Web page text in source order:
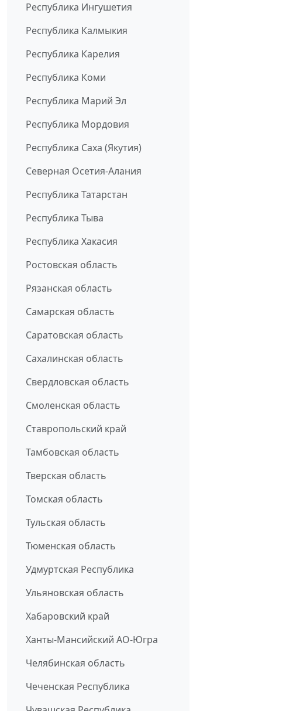
Республика Ингушетия
Республика Калмыкия
Республика Карелия
Республика Коми
Республика Марий Эл
Республика Мордовия
Республика Саха (Якутия)
Северная Осетия-Алания
Республика Татарстан
Республика Тыва
Республика Хакасия
Ростовская область
Рязанская область
Самарская область
Саратовская область
Сахалинская область
Свердловская область
Смоленская область
Ставропольский край
Тамбовская область
Тверская область
Томская область
Тульская область
Тюменская область
Удмуртская Республика
Ульяновская область
Хабаровский край
Ханты-Мансийский АО-Югра
Челябинская область
Чеченская Республика